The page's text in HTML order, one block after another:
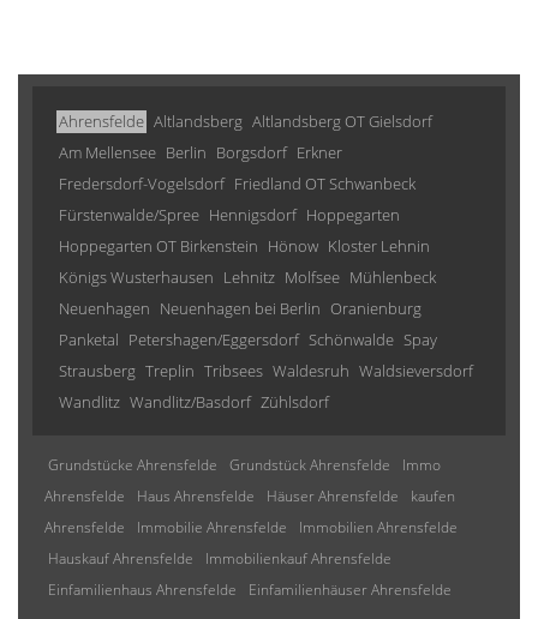
Ahrensfelde Altlandsberg Altlandsberg OT Gielsdorf
Am Mellensee Berlin Borgsdorf Erkner
Fredersdorf-Vogelsdorf Friedland OT Schwanbeck
Fürstenwalde/Spree Hennigsdorf Hoppegarten
Hoppegarten OT Birkenstein Hönow Kloster Lehnin
Königs Wusterhausen Lehnitz Molfsee Mühlenbeck
Neuenhagen Neuenhagen bei Berlin Oranienburg
Panketal Petershagen/Eggersdorf Schönwalde Spay
Strausberg Treplin Tribsees Waldesruh Waldsieversdorf
Wandlitz Wandlitz/Basdorf Zühlsdorf
Grundstücke Ahrensfelde Grundstück Ahrensfelde
Immo
Ahrensfelde
Haus Ahrensfelde Häuser Ahrensfelde
kaufen
Ahrensfelde
Immobilie Ahrensfelde
Immobilien Ahrensfelde
Hauskauf Ahrensfelde
Immobilienkauf Ahrensfelde
Einfamilienhaus Ahrensfelde
Einfamilienhäuser Ahrensfelde